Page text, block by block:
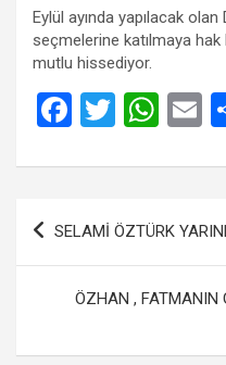
Eylül ayında yapılacak
seçmelerine katılmaya hak
mutlu hissediyor.
F
ce
b
o
o
k
T
tt
er
W
at
s
A
p
p
E
Yazı
SELAMİ ÖZTÜRK
ÖZHAN , FATMANIN